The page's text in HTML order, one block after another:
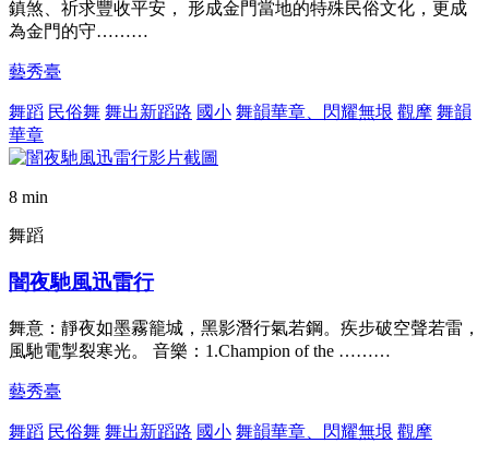
鎮煞、祈求豐收平安， 形成金門當地的特殊民俗文化，更成
為金門的守………
藝秀臺
舞蹈 民俗舞 舞出新蹈路 國小 舞韻華章、閃耀無垠 觀摩 舞韻
華章
8 min
舞蹈
闇夜馳風迅雷行
舞意：靜夜如墨霧籠城，黑影潛行氣若鋼。疾步破空聲若雷，
風馳電掣裂寒光。 音樂：1.Champion of the ………
藝秀臺
舞蹈 民俗舞 舞出新蹈路 國小 舞韻華章、閃耀無垠 觀摩